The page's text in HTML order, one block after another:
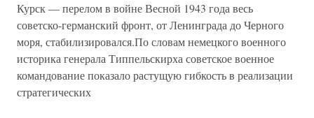
Курск — перелом в войне Весной 1943 года весь
советско-германский фронт, от Ленинграда до Черного
моря, стабилизировался.По словам немецкого военного
историка генерала Типпельскирха советское военное
командование показало растущую гибкость в реализации
стратегических